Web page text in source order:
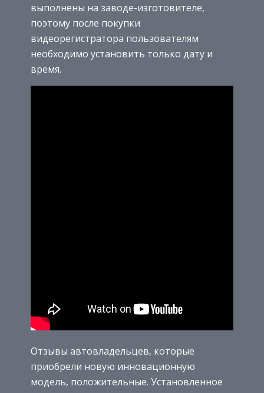
выполнены на заводе-изготовителе,
поэтому после покупки
видеорегистратора пользователям
необходимо установить только дату и
время.
Отзывы автовладельцев, которые
приобрели новую инновационную
модель, положительные. Установленное